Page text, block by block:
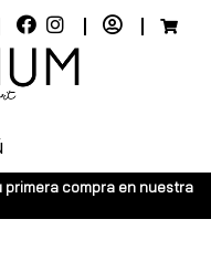
primera compra en nuestra